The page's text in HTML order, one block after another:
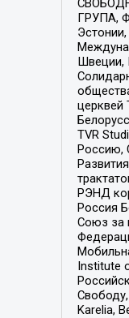
ГРУПА,
Швеции,
церквей
TVR
Россию,
РЭНД
Россия
Союз за
Institute
Karelia,